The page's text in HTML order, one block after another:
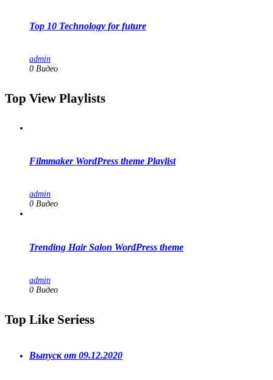
Top 10 Technology for future
admin
0 Видео
Top View Playlists
Filmmaker WordPress theme Playlist
admin
0 Видео
Trending Hair Salon WordPress theme
admin
0 Видео
Top Like Seriess
Выпуск от 09.12.2020